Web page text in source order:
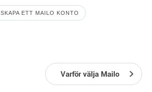
SKAPA ETT MAILO KONTO
Varför välja Mailo